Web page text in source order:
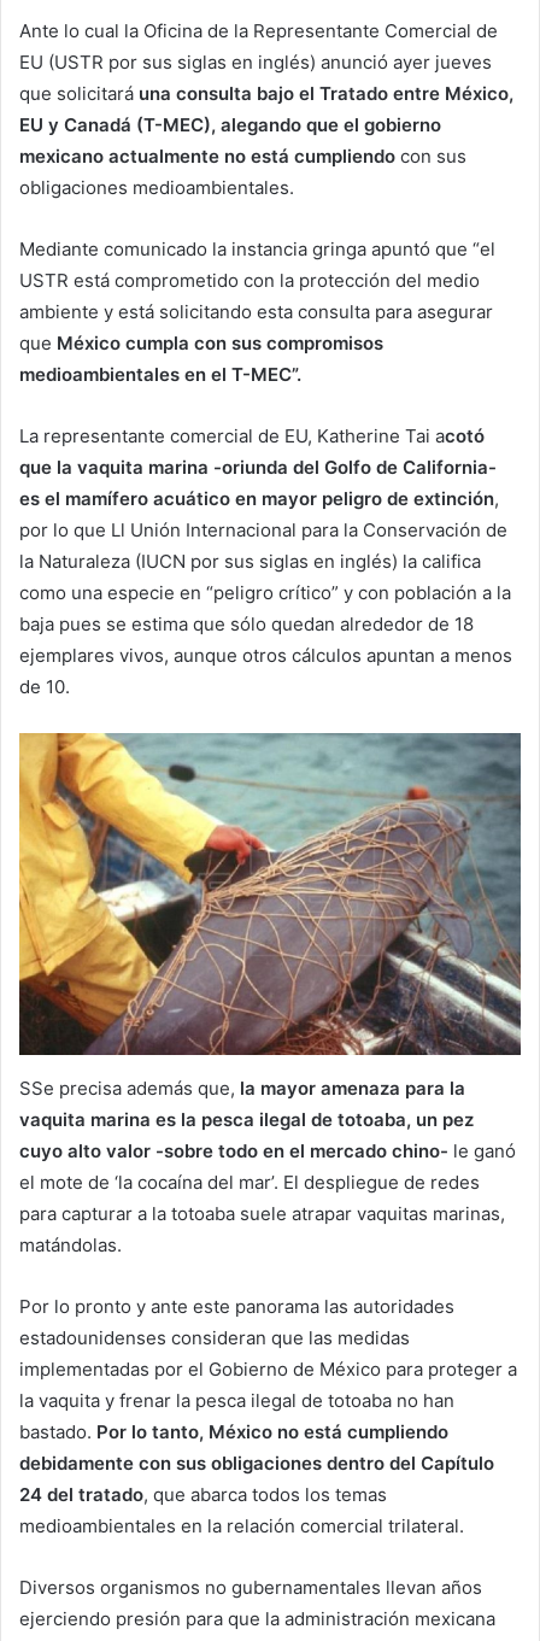
Ante lo cual la Oficina de la Representante Comercial de
EU (USTR por sus siglas en inglés) anunció ayer jueves
que solicitará una consulta bajo el Tratado entre México,
EU y Canadá (T-MEC), alegando que el gobierno
mexicano actualmente no está cumpliendo con sus
obligaciones medioambientales.
Mediante comunicado la instancia gringa apuntó que “el
USTR está comprometido con la protección del medio
ambiente y está solicitando esta consulta para asegurar
que México cumpla con sus compromisos
medioambientales en el T-MEC”.
La representante comercial de EU, Katherine Tai acotó
que la vaquita marina -oriunda del Golfo de California-
es el mamífero acuático en mayor peligro de extinción,
por lo que Ll Unión Internacional para la Conservación de
la Naturaleza (IUCN por sus siglas en inglés) la califica
como una especie en “peligro crítico” y con población a la
baja pues se estima que sólo quedan alrededor de 18
ejemplares vivos, aunque otros cálculos apuntan a menos
de 10.
SSe precisa además que, la mayor amenaza para la
vaquita marina es la pesca ilegal de totoaba, un pez
cuyo alto valor -sobre todo en el mercado chino- le ganó
el mote de ‘la cocaína del mar’. El despliegue de redes
para capturar a la totoaba suele atrapar vaquitas marinas,
matándolas.
Por lo pronto y ante este panorama las autoridades
estadounidenses consideran que las medidas
implementadas por el Gobierno de México para proteger a
la vaquita y frenar la pesca ilegal de totoaba no han
bastado. Por lo tanto, México no está cumpliendo
debidamente con sus obligaciones dentro del Capítulo
24 del tratado, que abarca todos los temas
medioambientales en la relación comercial trilateral.
Diversos organismos no gubernamentales llevan años
ejerciendo presión para que la administración mexicana